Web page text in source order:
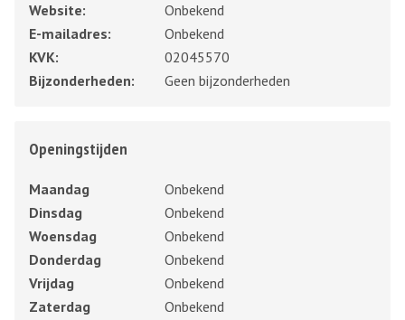
Website:
Onbekend
E-mailadres:
Onbekend
KVK:
02045570
Bijzonderheden:
Geen bijzonderheden
Openingstijden
Maandag
Onbekend
Dinsdag
Onbekend
Woensdag
Onbekend
Donderdag
Onbekend
Vrijdag
Onbekend
Zaterdag
Onbekend